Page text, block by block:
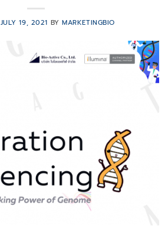
JULY 19, 2021 BYMARKETINGBIO